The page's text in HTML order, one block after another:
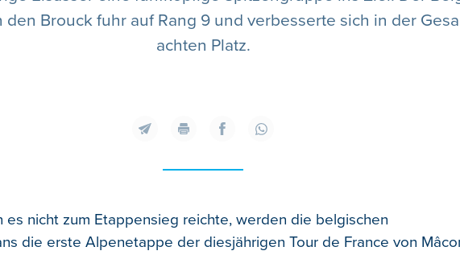
Brouck fuhr auf Rang 9 und verbesserte sich in der
achten Platz.
es nicht zum Etappensieg reichte, werden die belgischen
die erste Alpenetappe der diesjährigen Tour de France von